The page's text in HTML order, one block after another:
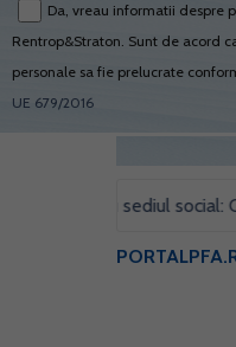
pentru sediul social:
Da, vreau informatii despre
Rentrop&Straton. Sunt de acord
personale sa fie prelucrate
UE 679/2016